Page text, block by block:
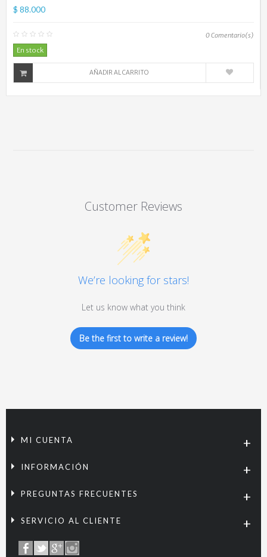
$ 88.000
0Comentario(s)
En stock
AÑADIR AL CARRITO
Customer Reviews
We’re looking for stars!
Let us know what you think
Be the first to write a review!
MI CUENTA
INFORMACIÓN
PREGUNTAS FRECUENTES
SERVICIO AL CLIENTE